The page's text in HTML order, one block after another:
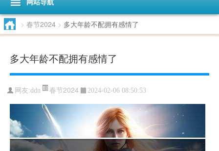
> 春节2024 > 多大年龄不配拥有感情了
多大年龄不配拥有感情了
网友:ddn 春节2024 2024-02-06 08:50:53